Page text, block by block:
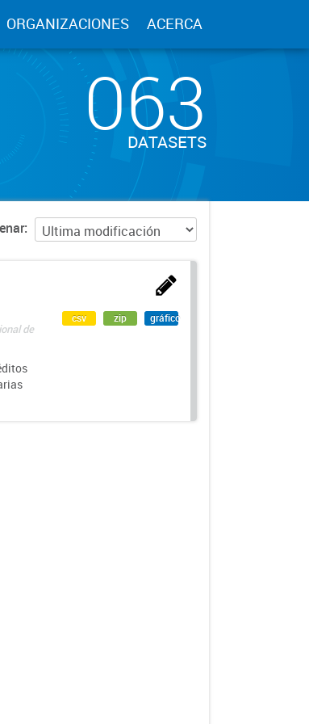
ORGANIZACIONES ACERCA
063
DATASETS
de
csv zip gráfico